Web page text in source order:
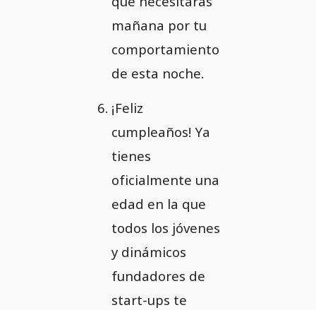
mañana por tu
comportamiento
de esta noche.
¡Feliz
cumpleaños! Ya
tienes
oficialmente una
edad en la que
todos los jóvenes
y dinámicos
fundadores de
start-ups te